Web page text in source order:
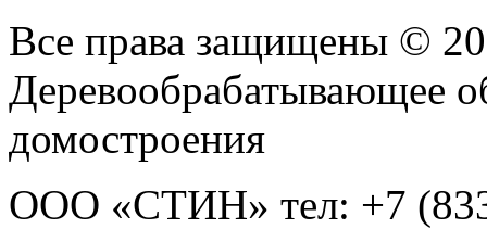
Все права защищены ©
Деревообрабатывающее
домостроения
ООО «СТИН» тел: +7